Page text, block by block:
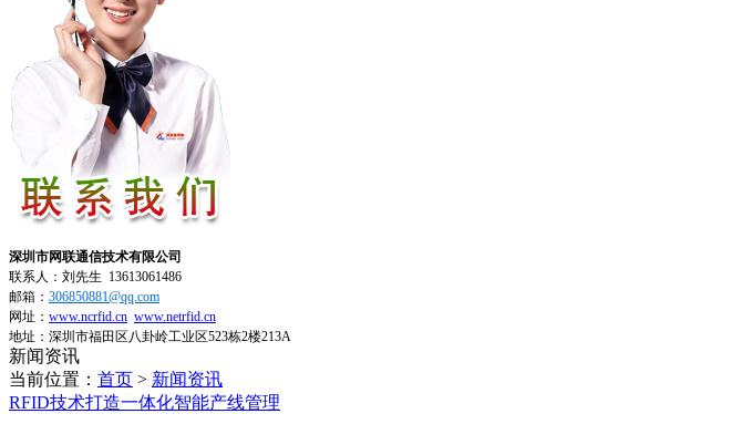
深圳市网联通信技术有限公司
联系人：刘先生 13613061486
邮箱： 306850881​@qq.com
网址： www.ncrfid.cn www.netrfid.cn
地址：深圳市福田区八卦岭工业区523栋2楼213A
新闻资讯
当前位置： 首页 > 新闻资讯
RFID技术打造一体化智能产线管理